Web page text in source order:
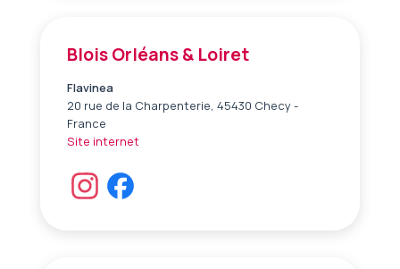
Blois Orléans & Loiret
Flavinea
20 rue de la Charpenterie, 45430 Checy -
France
Site internet